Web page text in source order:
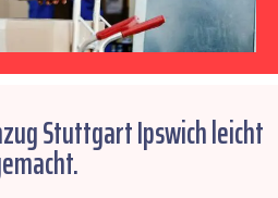
Stuttgart Ipswich leicht